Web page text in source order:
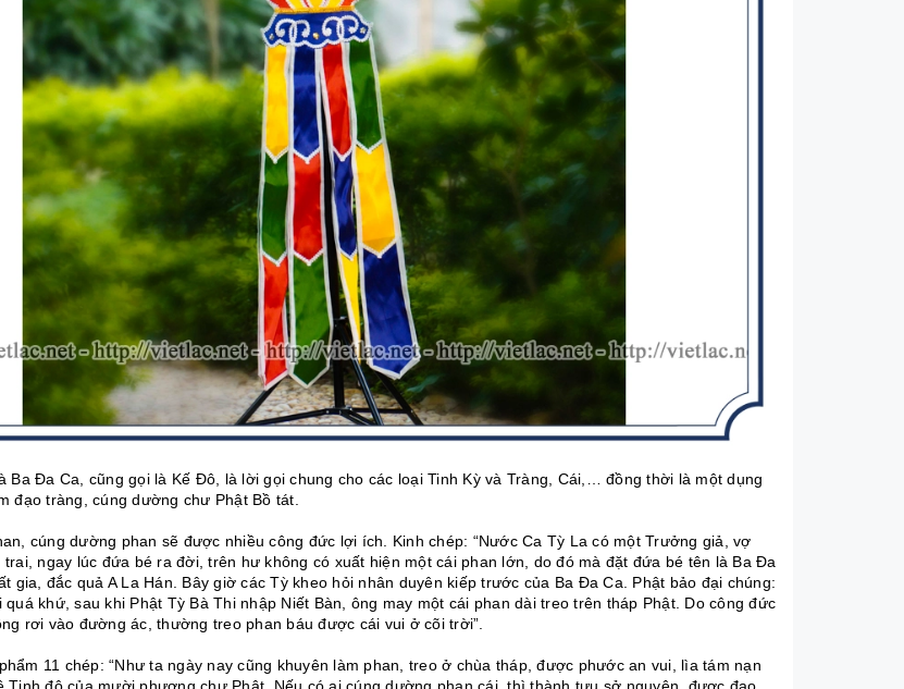
Ba Đa Ca, cũng gọi là Kế Đô, là lời gọi chung cho các loại Tinh Kỳ và Tràng, Cái,… đồng thời là một dụng
đạo tràng, cúng dường chư Phật Bồ tát.
cúng dường phan sẽ được nhiều công đức lợi ích. Kinh chép: “Nước Ca Tỳ La có một Trưởng giả, vợ
trai, ngay lúc đứa bé ra đời, trên hư không có xuất hiện một cái phan lớn, do đó mà đặt đứa bé tên là Ba Đa
gia, đắc quả A La Hán. Bây giờ các Tỳ kheo hỏi nhân duyên kiếp trước của Ba Đa Ca. Phật bảo đại chúng:
quá khứ, sau khi Phật Tỳ Bà Thi nhập Niết Bàn, ông may một cái phan dài treo trên tháp Phật. Do công đức
rơi vào đường ác, thường treo phan báu được cái vui ở cõi trời”.
11 chép: “Như ta ngày nay cũng khuyên làm phan, treo ở chùa tháp, được phước an vui, lìa tám nạn